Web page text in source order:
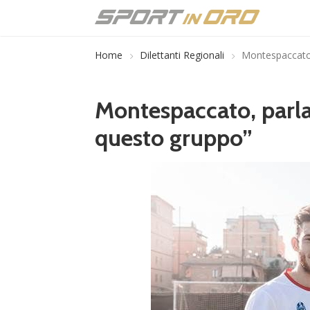
Home Dilettanti Regionali
Montespaccato,
questo gruppo”